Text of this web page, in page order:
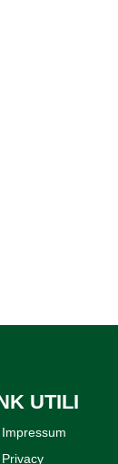
UTILI
Impressum
Privacy